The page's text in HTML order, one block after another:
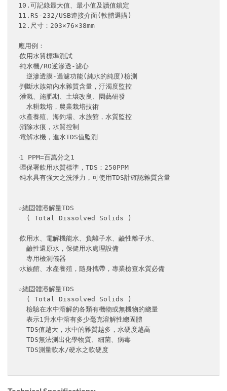
10.可記錄最大值、最小值及讀值鎖定
11.RS-232/USB連接介面(軟體選購)
12.尺寸：203×76×38mm
應用例：
‧飲用水質標準測試
‧純水機/RO逆滲透-濾心
  逆滲透膜-過濾功能(純水的純度)檢測
‧判斷水族箱內水雜質含量，汙濁度監控
‧灌溉、施肥期、土壤改良、園藝研發
  水耕栽培，農業栽培技術
‧水產養殖、海釣場、水族館，水質監控
‧消除水痕，水質控制
‧電解水機，進水TDS值監測
‧1 PPM=百萬分之1
‧環保署飲用水質標準，TDS：250PPM
‧純水具有強大之洗淨力，可使用TDS計確認雜質含量
☆總固體溶解量TDS
  ( Total Dissolved Solids )
‧飲用水、電解機能水、負離子水、鹼性離子水、
  鹼性還原水，保健用水處理設備
  專用檢測儀器
‧水族館、水產養殖，隨身攜帶，專業檢查水質必備
☆總固體溶解量TDS
  ( Total Dissolved Solids )
  檢驗在水中溶解的各類有機物或無機物的總量
  表示1升水中溶有多少毫克溶解性總固體
  TDS值越大，水中的雜質越多，水硬度越高
  TDS無法測出化學物質、細菌、病毒
  TDS測量軟水/硬水之軟硬度